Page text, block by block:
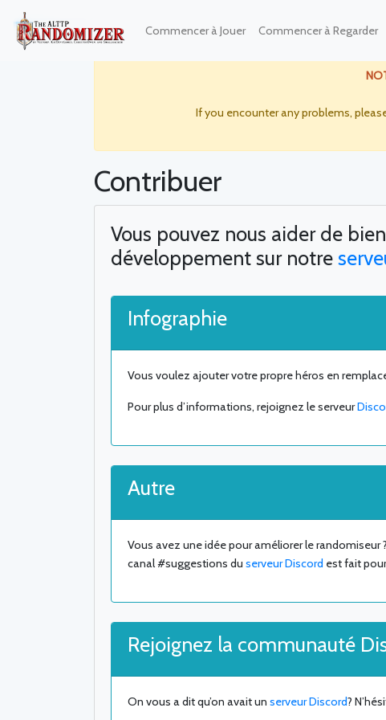
Commencer à Jouer Commencer à Regarder
If you encounter any problems,
Contribuer
Vous pouvez nous aider de
développement sur notre
Infographie
Vous voulez ajouter votre propre héros en
Pour plus d’informations, rejoignez le serveur
Autre
Vous avez une idée pour améliorer le
canal #suggestions du serveur Discord est fait
Rejoignez la communauté
On vous a dit qu’on avait un serveur Discord?